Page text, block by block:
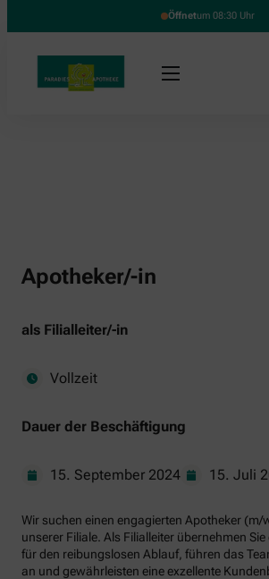
Öffnetum 08:30 Uhr
Apotheker/-in
als Filialleiter/-in
Vollzeit
Dauer der Beschäftigung
15. September 2024 15. Juli
Wir suchen einen engagierten Apotheker (m/
unserer Filiale. Als Filialleiter übernehmen
für den reibungslosen Ablauf, führen das
an und gewährleisten eine exzellente